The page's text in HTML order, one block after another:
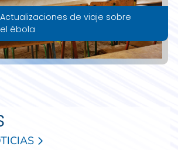
Actualizaciones de viaje sobre
el ébola